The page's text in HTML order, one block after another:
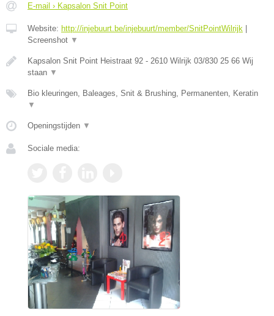
E-mail › Kapsalon Snit Point
Website: http://injebuurt.be/injebuurt/member/SnitPointWilrijk |
Screenshot ▼
Kapsalon Snit Point Heistraat 92 - 2610 Wilrijk 03/830 25 66 Wij
staan ▼
Bio kleuringen, Baleages, Snit & Brushing, Permanenten, Keratin
▼
Openingstijden ▼
Sociale media: